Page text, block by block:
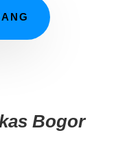
Bogor